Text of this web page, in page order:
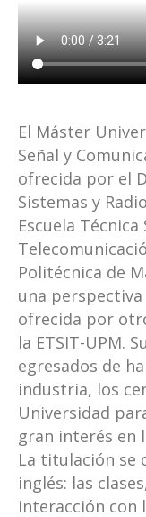
El Máster
Señal y
ofrecida por el
Sistemas y
Escuela
Politécnica de
una
ofrecida por
la ETSIT-UPM.
egresados de
industria, los
Universidad
gran interés en
La titulación se
inglés: las
interacción con